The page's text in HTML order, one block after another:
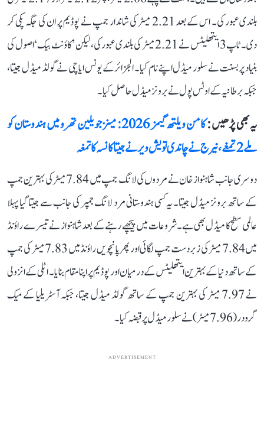
بلندی عبور کی۔ اس کے بعد 2.21 میٹر کی شاندار جمپ نے پوڈیم پر ان کی جگہ پکی کر
دی۔ ٹاپ 3 ایتھلیٹس نے 2.21 میٹر کی بلندی عبور کی، لیکن ’کاؤنٹ بیک‘ اصول کی
بنیاد پر بسنت نے سلور میڈل اپنے نام کیا۔ الجزائر کے یونس ایاچی نے گولڈ میڈل جیتا،
جبکہ برطانیہ کے اوٹس پول نے برونز میڈل حاصل کیا۔
یہ بھی پڑھیں :
کامن ویلتھ گیمز 2026: مینز جویلین تھرو میں ہندوستان کو
ملے 2 تمغے، نیرج نے چاندی تو یش ویر نے جیتا کانسہ کا تمغہ
دوسری جانب شاہنواز خان نے مردوں کی لانگ جمپ میں 7.84 میٹر کی بہترین جمپ
کے ساتھ برونز میڈل جیتا۔ یہ کسی ہندوستانی مرد لانگ جمپر کی جانب سے جیتا گیا پہلا
عالمی سطح کا میڈل بھی ہے۔ شروعات میں پیچھے رہنے کے بعد شاہنواز نے تیسرے راؤنڈ
میں 7.84 میٹر کی زبردست جمپ لگائی اور پھر پانچویں راؤنڈ میں 7.83 میٹر کی جمپ
کے ساتھ دنیا کے بہترین ایتھلیٹس کے درمیان اور پوڈیم پر اپنا مقام بنایا۔ اٹلی کے انزولی
نے 7.97 میٹر کی بہترین جمپ کے ساتھ گولڈ میڈل جیتا، جبکہ آسٹریلیا کے میک
گرودر (7.96 میٹر) نے سلور میڈل پر قبضہ کیا۔
ADVERTISEMENT